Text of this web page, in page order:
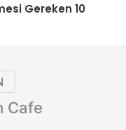
Gereken 10
Cafe